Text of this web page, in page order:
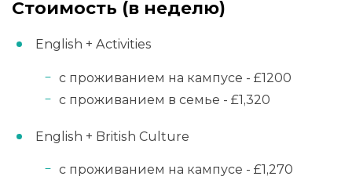
Стоимость (в неделю)
English + Activities
с проживанием на кампусе - £1200
с проживанием в семье - £1,320
English + British Culture
с проживанием на кампусе - £1,270